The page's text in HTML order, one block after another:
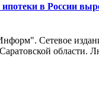
в России
Сетевое
области.